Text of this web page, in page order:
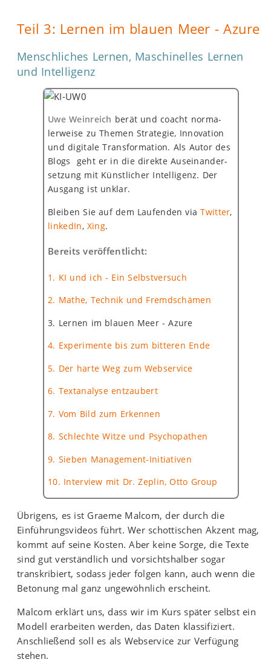
Teil 3: Lernen im blauen Meer - Azure
Menschliches Lernen, Maschinelles Lernen
und Intelligenz
Uwe Weinreich berät und coacht norma­
lerweise zu Themen Strategie, Innovation
und digitale Transformation. Als Autor des
Blogs geht er in die direkte Auseinander-
setzung mit Künstlicher Intelligenz. Der
Ausgang ist unklar.
Bleiben Sie auf dem Laufenden viaTwitter,
linkedIn, Xing.
Bereits veröffentlicht:
1. KI und ich - Ein Selbstversuch
2. Mathe, Technik und Fremdschämen
3. Lernen im blauen Meer - Azure
4. Experimente bis zum bitteren Ende
5. Der harte Weg zum Webservice
6. Textanalyse entzaubert
7. Vom Bild zum Erkennen
8. Schlechte Witze und Psychopathen
9. Sieben Management-Initiativen
10. Interview mit Dr. Zeplin, Otto Group
Übrigens, es ist Graeme Malcom, der durch die
Einführungsvideos führt. Wer schottischen Akzent mag,
kommt auf seine Kosten. Aber keine Sorge, die Texte
sind gut verständlich und vorsichtshalber sogar
transkribiert, sodass jeder folgen kann, auch wenn die
Betonung mal ganz ungewöhnlich erscheint.
Malcom erklärt uns, dass wir im Kurs später selbst ein
Modell erarbeiten werden, das Daten klassifiziert.
Anschließend soll es als Webservice zur Verfügung
stehen.